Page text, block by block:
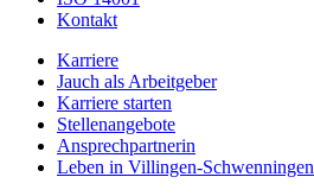
Kontakt
Karriere
Jauch als Arbeitgeber
Karriere starten
Stellenangebote
Ansprechpartnerin
Leben in Villingen-Schwenningen